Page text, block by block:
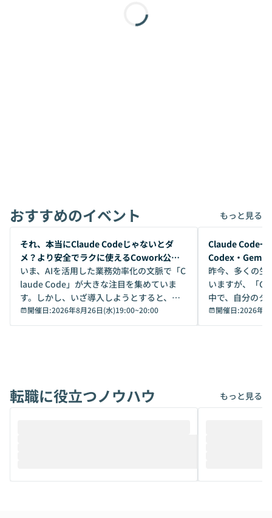
おすすめのイベント もっと見る
開催前
それ、本当にClaude Codeじゃないとダ
メ？より安全でラクに使えるCowork公開
デモ
いま、AIを活用した業務効率化の文脈で「C
laude Code」が大きな注目を集めていま
す。しかし、いざ導入しようとすると、セ
キュリティ面の懸念や権限管理のハードル
から、気軽に使えないケースも多いのでは
けでなく、想像以上の範囲まで自動化でき
ることは、まだあまり知られていません。
メルカリでの判断基準をもとに「なぜClau
開催日:2026年8月26日(水)19:00~20:00
開催前
Claude Code一
Codex・
昨今、多くの生
いますが、「
中で、自分のタ
いいのか」を自
か？ 「なんとなく誰かが良いと言っていた
は、評判では
ているAIを選ぶこ
それぞれの本当
開催日:2026年8
転職に役立つノウハウ もっと見る